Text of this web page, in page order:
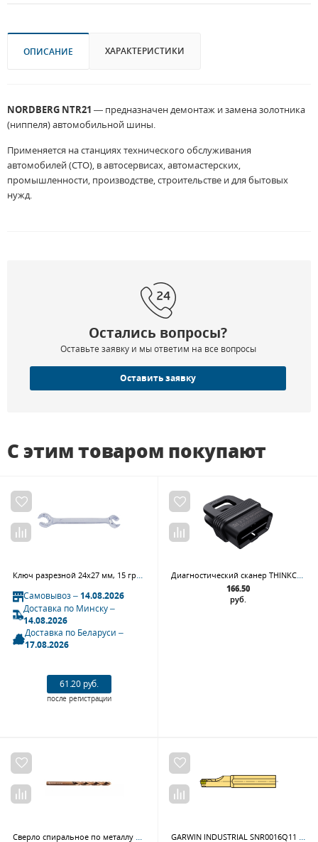
ОПИСАНИЕ ХАРАКТЕРИСТИКИ
NORDBERG NTR21 — предназначен демонтаж и замена золотника
(ниппеля) автомобильной шины.
Применяется на станциях технического обслуживания
автомобилей (СТО), в автосервисах, автомастерских,
промышленности, производстве, строительстве и для бытовых
нужд.
Остались вопросы?
Оставьте заявку и мы ответим на все вопросы
Оставить заявку
С этим товаром покупают
Ключ разрезной 24x27 мм, 15 градусов KING TONY 19312427
Самовывоз –14.08.2026
Доставка по Минску –
14.08.2026
Доставка по Беларуси –
17.08.2026
61.20 руб.
после регистрации
Диагностический сканер THINKCAR 1S
166.50
руб.